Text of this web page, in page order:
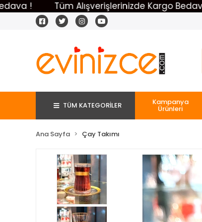
Tüm Alışverişlerinizde Kargo Bedava !
TÜM KATEGORİLER Kampanya
Ürünleri
Ana Sayfa Çay Takımı